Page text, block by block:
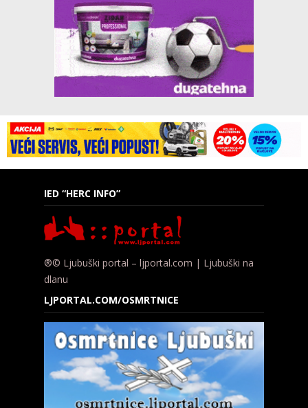
IED “HERC INFO”
®© Ljubuški portal – ljportal.com | Ljubuški na
dlanu
LJPORTAL.COM/OSMRTNICE